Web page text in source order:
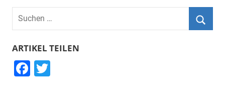
Suchen
nach:
ARTIKEL TEILEN
F